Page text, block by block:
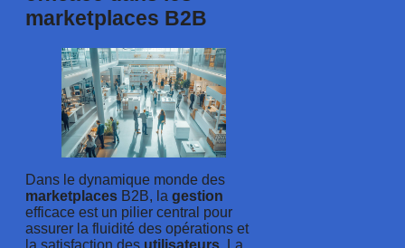
marketplaces B2B
Dans le dynamique monde des
marketplaces B2B, la gestion
efficace est un pilier central pour
assurer la fluidité des opérations et